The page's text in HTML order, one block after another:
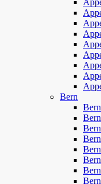
Bern